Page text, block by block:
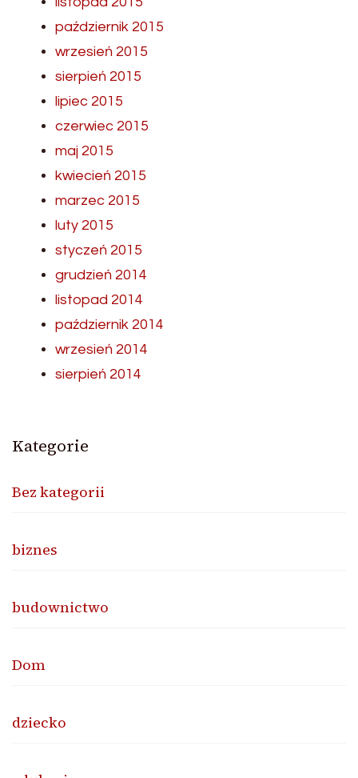
październik 2015
wrzesień 2015
sierpień 2015
lipiec 2015
czerwiec 2015
maj 2015
kwiecień 2015
marzec 2015
luty 2015
styczeń 2015
grudzień 2014
listopad 2014
październik 2014
wrzesień 2014
sierpień 2014
Kategorie
Bez kategorii
biznes
budownictwo
Dom
dziecko